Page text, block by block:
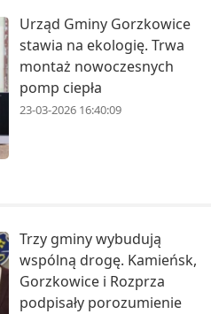
Urząd Gminy Gorzkowice
stawia na ekologię. Trwa
montaż nowoczesnych
pomp ciepła
23-03-2026 16:40:09
Trzy gminy wybudują
wspólną drogę. Kamieńsk,
Gorzkowice i Rozprza
podpisały porozumienie